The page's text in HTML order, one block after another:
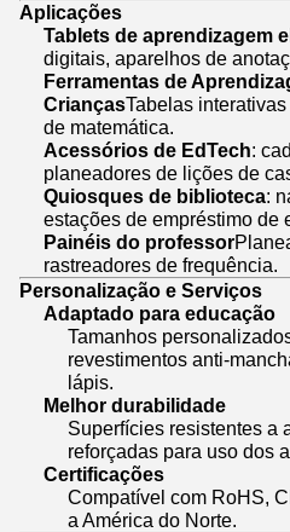
Aplicações
Tablets de aprendizagem
digitais, aparelhos de
Ferramentas de
CriançasTabelas
de matemática.
Acessórios de EdTech:
planeadores de lições de
Quiosques de biblioteca:
estações de empréstimo de
Painéis do professor
rastreadores de frequência.
Personalização e Serviços
Adaptado para educação
Tamanhos
revestimentos anti-
lápis.
Melhor durabilidade
Superfícies resistentes a
reforçadas para uso dos
Certificações
Compatível com RoHS,
a América do Norte.